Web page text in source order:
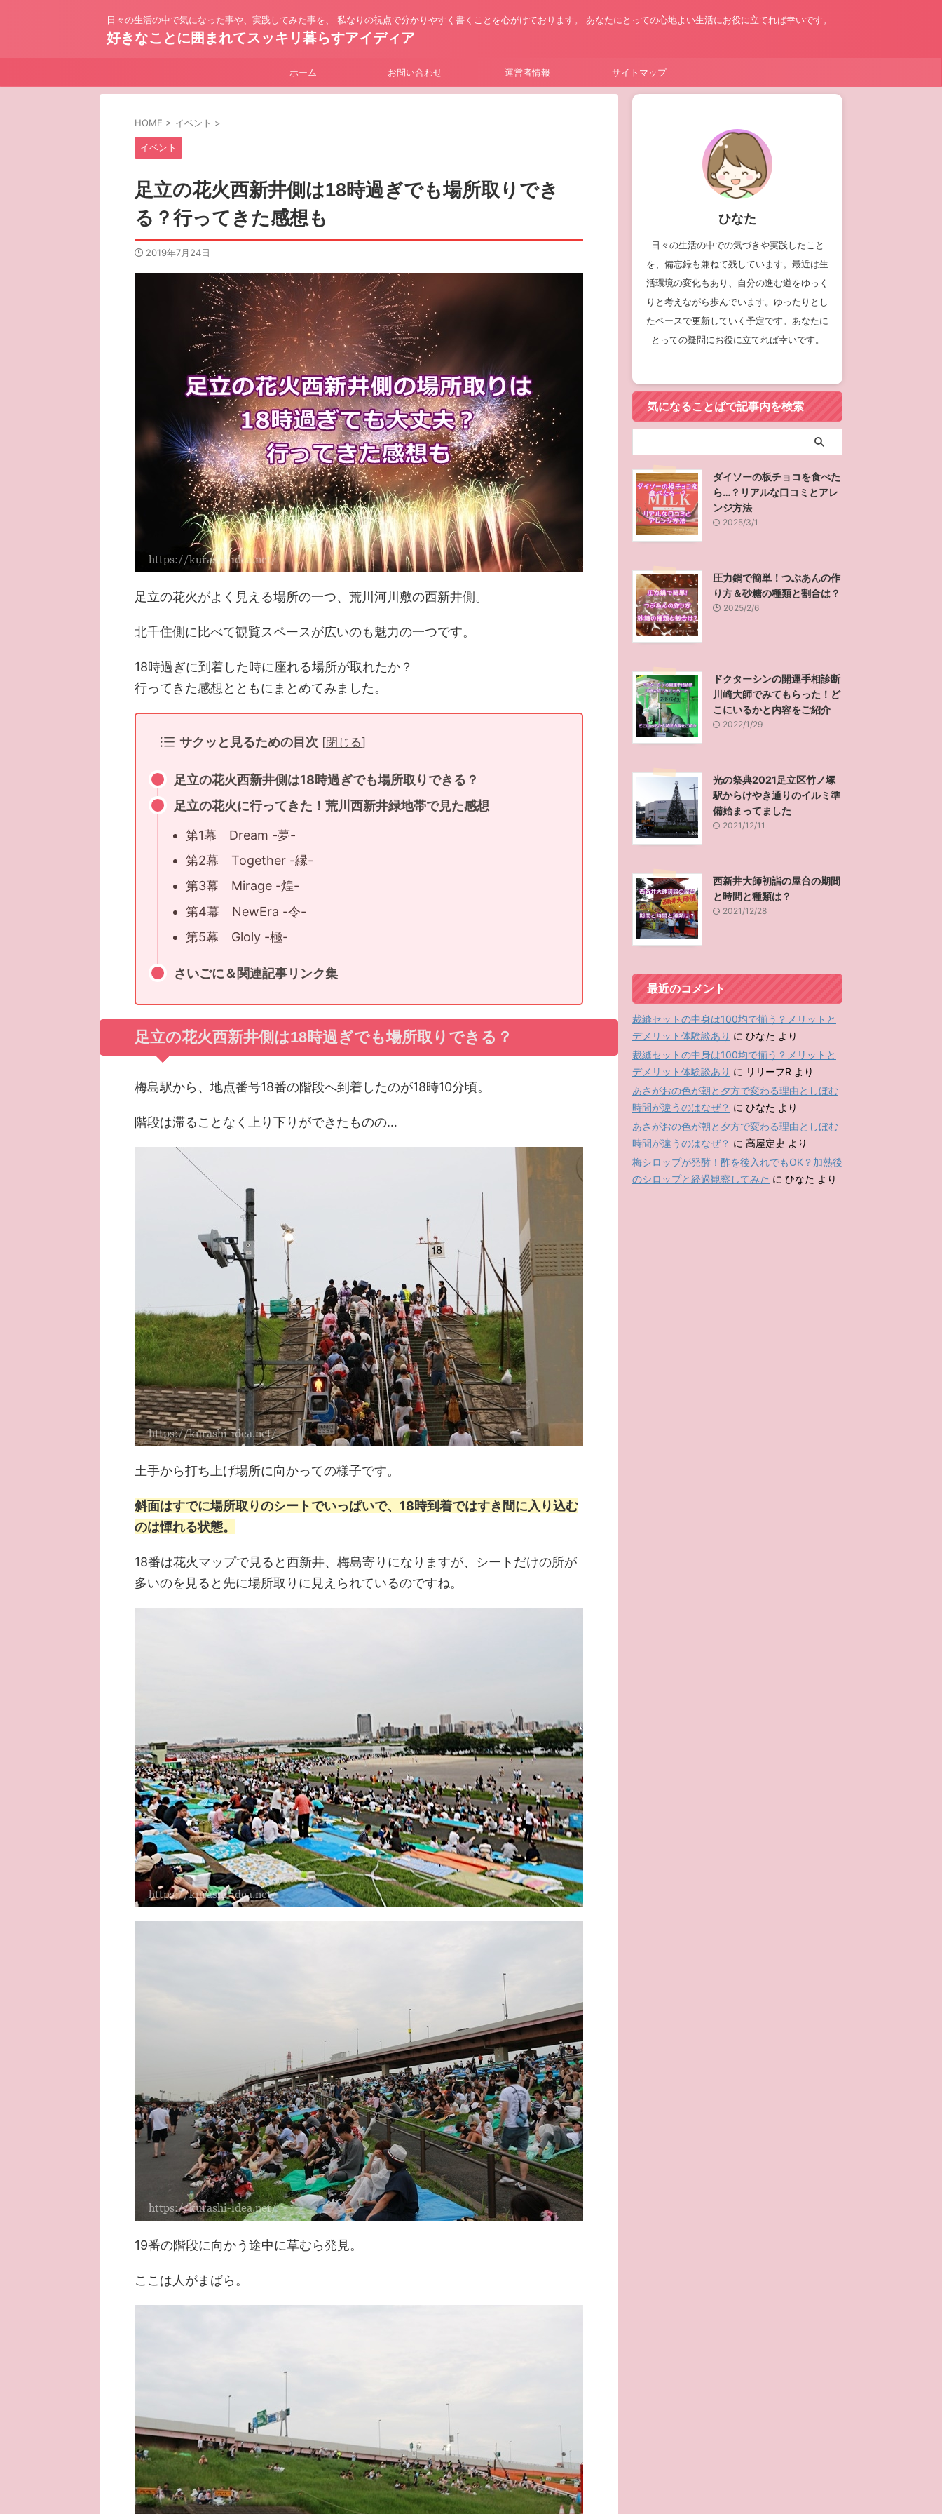
日々の生活の中で気になった事や、実践してみた事を、 私なりの視点で分かりやすく書くことを心がけております。 あなたにとっての心地よい生活にお役に立てれば幸いです。
好きなことに囲まれてスッキリ暮らすアイディア
ホーム お問い合わせ 運営者情報 サイトマップ
HOME > イベント >
イベント
足立の花火西新井側は18時過ぎでも場所取りでき
る？行ってきた感想も
2019年7月24日
足立の花火がよく見える場所の一つ、荒川河川敷の西新井側。
北千住側に比べて観覧スペースが広いのも魅力の一つです。
18時過ぎに到着した時に座れる場所が取れたか？
行ってきた感想とともにまとめてみました。
サクッと見るための目次 [閉じる]
足立の花火西新井側は18時過ぎでも場所取りできる？
足立の花火に行ってきた！荒川西新井緑地帯で見た感想
第1幕 Dream -夢-
第2幕 Together -縁-
第3幕 Mirage -煌-
第4幕 NewEra -令-
第5幕 Gloly -極-
さいごに＆関連記事リンク集
足立の花火西新井側は18時過ぎでも場所取りできる？
梅島駅から、地点番号18番の階段へ到着したのが18時10分頃。
階段は滞ることなく上り下りができたものの…
土手から打ち上げ場所に向かっての様子です。
斜面はすでに場所取りのシートでいっぱいで、18時到着ではすき間に入り込む
のは憚れる状態。
18番は花火マップで見ると西新井、梅島寄りになりますが、シートだけの所が
多いのを見ると先に場所取りに見えられているのですね。
19番の階段に向かう途中に草むら発見。
ここは人がまばら。
ひなた
日々の生活の中での気づきや実践したこと
を、備忘録も兼ねて残しています。最近は生
活環境の変化もあり、自分の進む道をゆっく
りと考えながら歩んでいます。ゆったりとし
たペースで更新していく予定です。あなたに
とっての疑問にお役に立てれば幸いです。
気になることばで記事内を検索
ダイソーの板チョコを食べた
ら…？リアルな口コミとアレ
ンジ方法
2025/3/1
圧力鍋で簡単！つぶあんの作
り方＆砂糖の種類と割合は？
2025/2/6
ドクターシンの開運手相診断
川崎大師でみてもらった！ど
こにいるかと内容をご紹介
2022/1/29
光の祭典2021足立区竹ノ塚
駅からけやき通りのイルミ準
備始まってました
2021/12/11
西新井大師初詣の屋台の期間
と時間と種類は？
2021/12/28
最近のコメント
裁縫セットの中身は100均で揃う？メリットと
デメリット体験談あり に ひなた より
裁縫セットの中身は100均で揃う？メリットと
デメリット体験談あり に リリーフR より
あさがおの色が朝と夕方で変わる理由としぼむ
時間が違うのはなぜ？ に ひなた より
あさがおの色が朝と夕方で変わる理由としぼむ
時間が違うのはなぜ？ に 高屋定史 より
梅シロップが発酵！酢を後入れでもOK？加熱後
のシロップと経過観察してみた に ひなた より